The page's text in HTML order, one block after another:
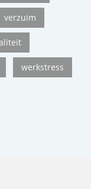
verzuim
werkstress